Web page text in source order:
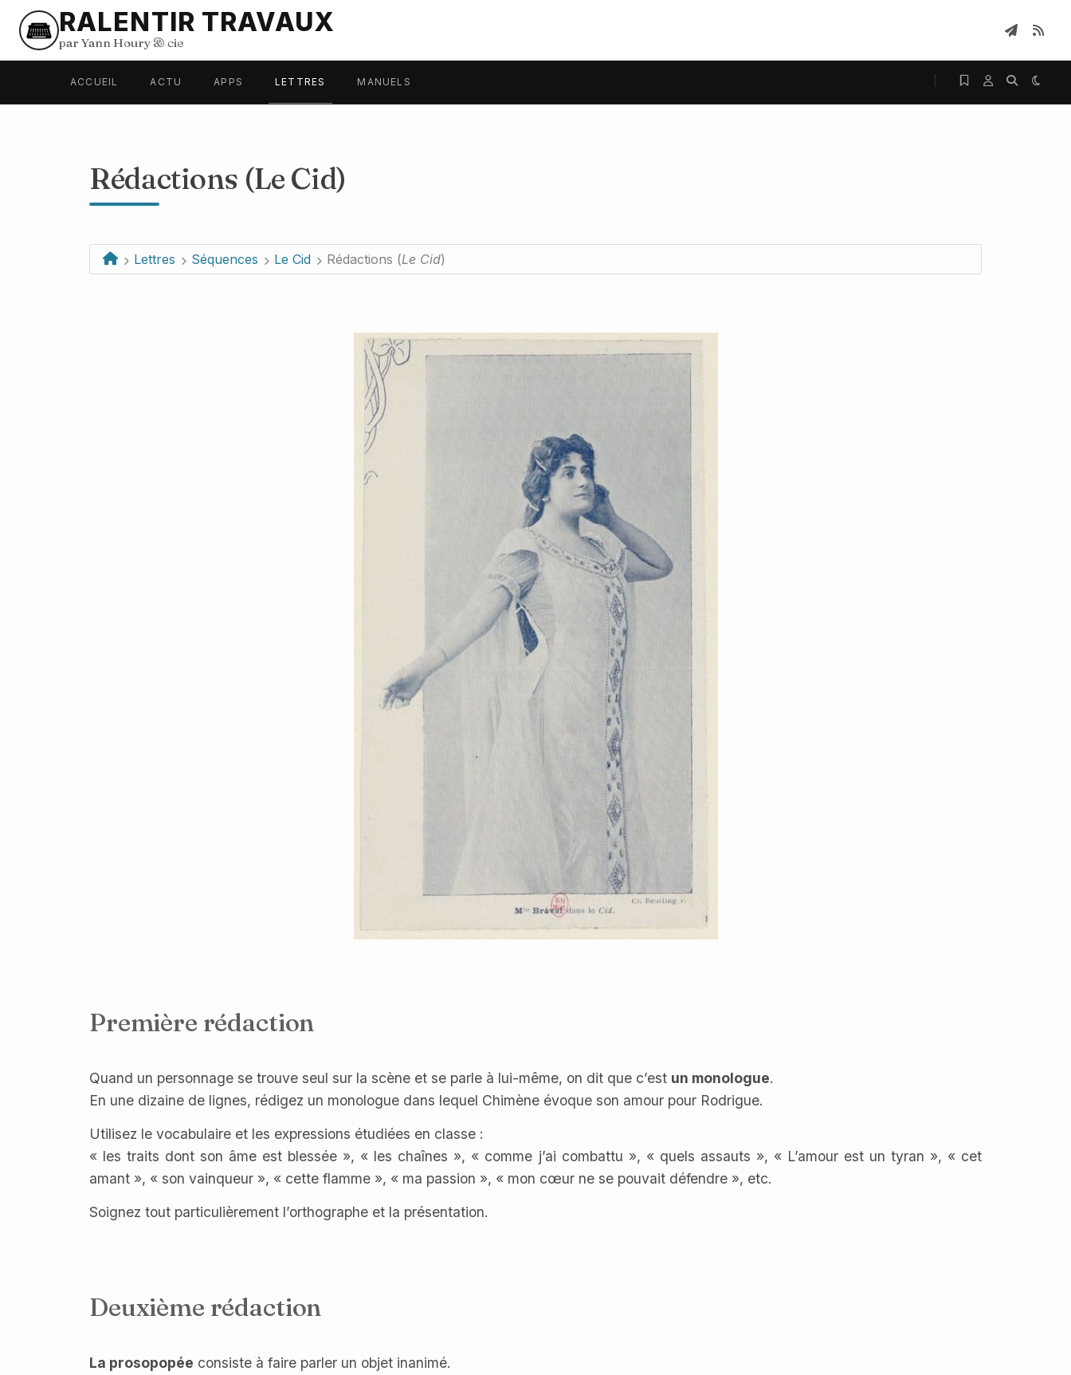
RALENTIR TRAVAUX
par Yann Houry & cie
ACCUEIL ACTU APPS LETTRES MANUELS
Rédactions (Le Cid)
Lettres Séquences Le Cid Rédactions (Le Cid)
Première rédaction
Quand un personnage se trouve seul sur la scène et se parle à lui-même, on dit que c’est un monologue.
En une dizaine de lignes, rédigez un monologue dans lequel Chimène évoque son amour pour Rodrigue.
Utilisez le vocabulaire et les expressions étudiées en classe :
« les traits dont son âme est blessée », « les chaînes », « comme j’ai combattu », « quels assauts », « L’amour est un tyran », « cet
amant », « son vainqueur », « cette flamme », « ma passion », « mon cœur ne se pouvait défendre », etc.
Soignez tout particulièrement l’orthographe et la présentation.
Deuxième rédaction
La prosopopée consiste à faire parler un objet inanimé.